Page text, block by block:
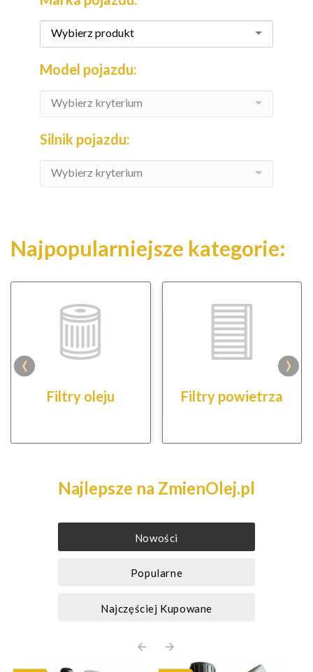
Wybierz produkt
Model pojazdu:
Wybierz kryterium
Silnik pojazdu:
Wybierz kryterium
Najpopularniejsze kategorie:
Filtry oleju Filtry powietrza
‹ ›
Najlepsze na ZmienOlej.pl
Nowości
Popularne
Najczęściej Kupowane
arrow_back arrow_forward